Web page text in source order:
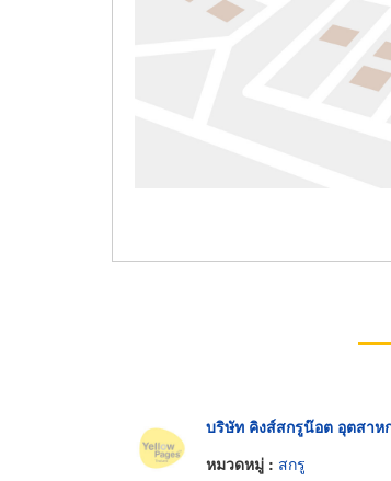
บริษัท คิงส์สกรูน๊อต อุตสาห
หมวดหมู่ : สกรู